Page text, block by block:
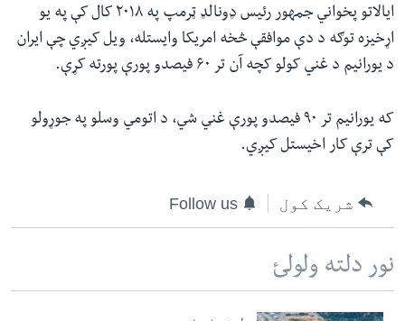
ایالاتو پخواني جمهور رئیس ډونالډ ټرمپ په ۲۰۱۸ کال کې په یو
اړخیزه توګه د دې موافقې څخه امریکا وایستله، ویل کیږي چې ایران
د یورانیم د غني کولو کچه آن تر ۶۰ فیصدو پورې پورته کړې
.
که یورانیم تر ۹۰ فیصدو پورې غني شي، د اتومي وسلو په جوړولو
کې ترې کار اخیستل کیږي.
شریک کول Follow us
نور دلته ولولئ